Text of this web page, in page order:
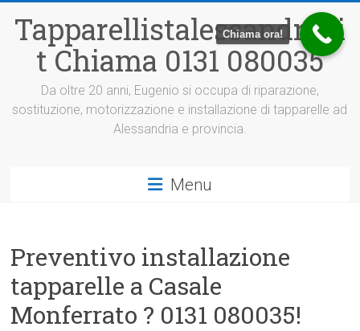
contenuto
Tapparellistalessandria.i
t Chiama 0131 080035
Da oltre 20 anni, Eugenio si occupa di riparazione,
sostituzione, motorizzazione e installazione di tapparelle ad
Alessandria e provincia.
Menu
Preventivo installazione
tapparelle a Casale
Monferrato ? 0131 080035!
Chiama ora!